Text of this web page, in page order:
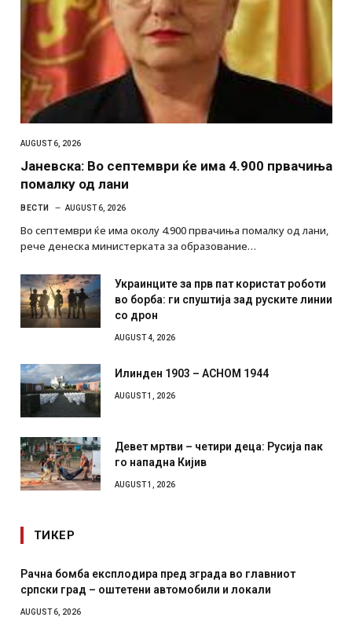
AUGUST 6, 2026
Јаневска: Во септември ќе има 4.900 првачиња
помалку од лани
ВЕСТИ AUGUST 6, 2026
Во септември ќе има околу 4.900 првачиња помалку од лани,
рече денеска министерката за образование…
Украинците за прв пат користат роботи
во борба: ги спуштија зад руските линии
со дрон
AUGUST 4, 2026
Илинден 1903 – АСНОМ 1944
AUGUST 1, 2026
Девет мртви – четири деца: Русија пак
го нападна Кијив
AUGUST 1, 2026
ТИКЕР
зграда во главниот
и локали
И Данска се милитарилизира –
месечна воена